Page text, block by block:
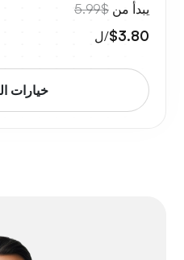
يبدأ من $5.99
$3.80/ل
خيارات